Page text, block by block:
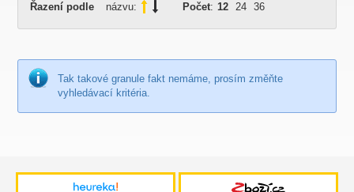
Řazení podle názvu: Počet: 12 24 36
Tak takové granule fakt nemáme, prosím změňte
vyhledávací kritéria.